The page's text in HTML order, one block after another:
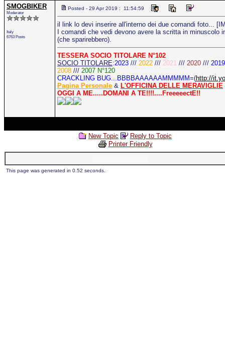
SMOGBIKER
Moderator
Italy
6763 Posts
Posted - 29 Apr 2019 : 11:54:59
il link lo devi inserire all'interno dei due comandi foto...
I comandi che vedi devono avere la scritta in
(che sparirebbero).
TESSERA SOCIO TITOLARE N°102
SOCIO TITOLARE:2023 /// 2022 /// 2021 /// 2020 /// 2019
2008 /// 2007 N°120
CRACKLING BUG...BBBBAAAAAAMMMMM=(http://
Pagina Personale & L'OFFICINA DELLE MERAVIGLIE
OGGI A ME.....DOMANI A TE!!!!....FreeeeectE!!
New Topic
Reply to Topic
Printer Friendly
This page was generated in 0.52 seconds.